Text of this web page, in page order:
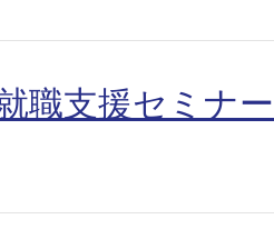
職支援セミナ